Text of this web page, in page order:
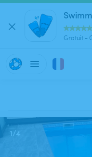
Gratuit -
Cette annonce
1/4